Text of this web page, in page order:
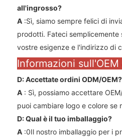
all'ingrosso?
A :Sì, siamo sempre felici di
prodotti. Fateci semplicemente
vostre esigenze e l'indirizzo di
Informazioni sull'OEM
D: Accettate ordini ODM/OEM?
A : Sì, possiamo accettare
puoi cambiare logo e colore se
D: Qual è il tuo imballaggio?
A :0Il nostro imballaggio per i